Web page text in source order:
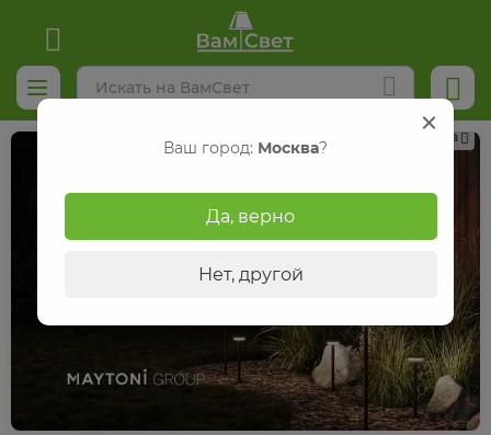
Реклама
Ваш город: Москва?
Да, верно
Нет, другой